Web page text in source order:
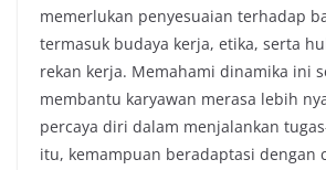
memerlukan penyesuaian terhadap
termasuk budaya kerja, etika, serta
rekan kerja. Memahami dinamika ini
membantu karyawan merasa lebih
percaya diri dalam menjalankan
itu, kemampuan beradaptasi dengan